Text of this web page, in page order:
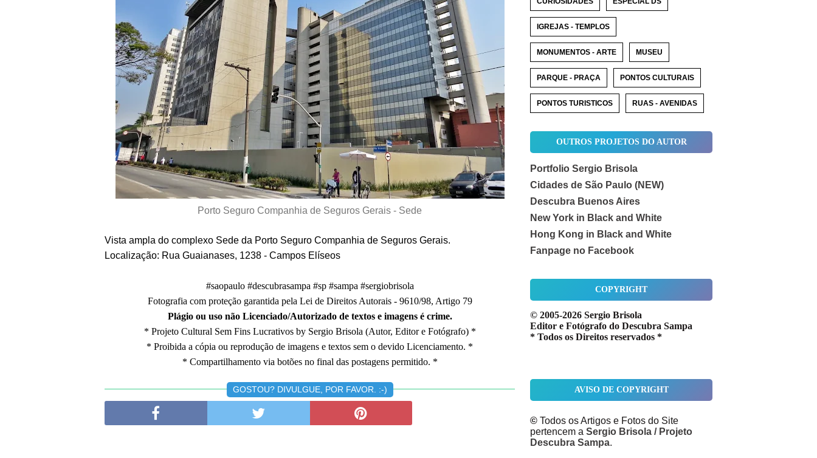
Porto Seguro Companhia de Seguros Gerais - Sede
Vista ampla do complexo Sede da Porto Seguro Companhia de Seguros Gerais.
Localização: Rua Guaianases, 1238 - Campos Elíseos
#saopaulo #descubrasampa #sp #sampa #sergiobrisola
Fotografia com proteção garantida pela Lei de Direitos Autorais - 9610/98, Artigo 79
Plágio ou uso não Licenciado/Autorizado de textos e imagens é crime.
* Projeto Cultural Sem Fins Lucrativos by Sergio Brisola (Autor, Editor e Fotógrafo) *
* Proibida a cópia ou reprodução de imagens e textos sem o devido Licenciamento. *
* Compartilhamento via botões no final das postagens permitido. *
GOSTOU? DIVULGUE, POR FAVOR. :-)
IGREJAS - TEMPLOS
MONUMENTOS - ARTE MUSEU
PARQUE - PRAÇA PONTOS CULTURAIS
PONTOS TURISTICOS RUAS - AVENIDAS
OUTROS PROJETOS DO AUTOR
Portfolio Sergio Brisola
Cidades de São Paulo (NEW)
Descubra Buenos Aires
New York in Black and White
Hong Kong in Black and White
Fanpage no Facebook
COPYRIGHT
© 2005-2026 Sergio Brisola
Editor e Fotógrafo do Descubra Sampa
* Todos os Direitos reservados *
AVISO DE COPYRIGHT
© Todos os Artigos e Fotos do Site
pertencem a Sergio Brisola / Projeto
Descubra Sampa.